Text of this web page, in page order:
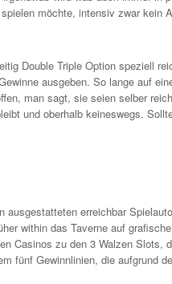
möchte, intensiv zwar kein
Double Triple Option speziell
ausgeben. So lange auf
man sagt, sie seien selber
und oberhalb keineswegs.
erreichbar
within das Taverne auf
Casinos zu den 3 Walzen Slots,
fünf Gewinnlinien, die aufgrund